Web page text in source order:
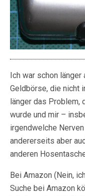
Ich war schon länger
Geldbörse, die nicht
länger das Problem,
wurde und mir –
irgendwelche
andererseits aber
anderen
Bei Amazon (Nein,
Suche bei Amazon